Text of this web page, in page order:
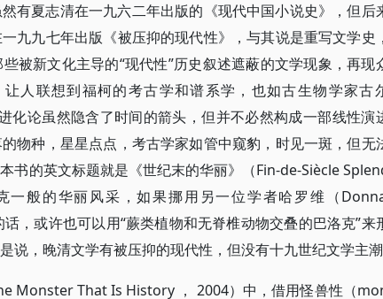
有夏志清在一九六二年出版的《现代中国小说史》，但后
九九七年出版《被压抑的现代性》，与其说是重写文学史
被新文化主导的“现代性”历史叙述遮蔽的文学现象，再现
人联想到福柯的考古学和谱系学，也如古生物学家古
化论虽然隐含了时间的箭头，但并不必然构成一部线性演
物种，星星点点，考古学家如管中窥豹，时见一斑，但无
书的英文标题就是《世纪末的华丽》（Fin-de-Siècle
一般的华丽风采，如果挪用另一位学者哈罗维（
，或许也可以用“蕨类植物和无脊椎动物交叠的巴洛克”来
说，晚清文学有被压抑的现代性，但没有十九世纪文学主潮
Monster That Is History ， 2004）中，借用怪兽性（